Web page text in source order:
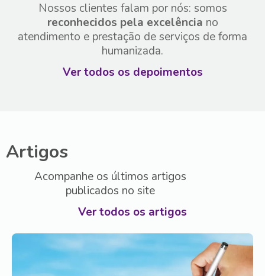
Nossos clientes falam por nós: somos
reconhecidos pela excelência no
atendimento e prestação de serviços de forma
humanizada.
Ver todos os depoimentos
Artigos
Acompanhe os últimos artigos
publicados no site
Ver todos os artigos